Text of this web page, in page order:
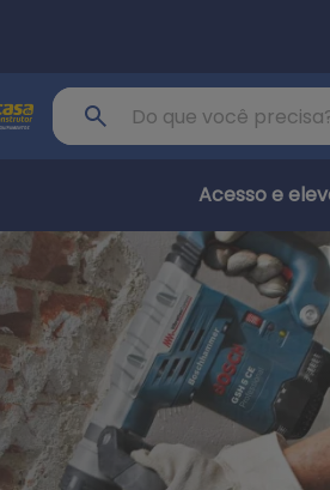
Buscar
Acesso e